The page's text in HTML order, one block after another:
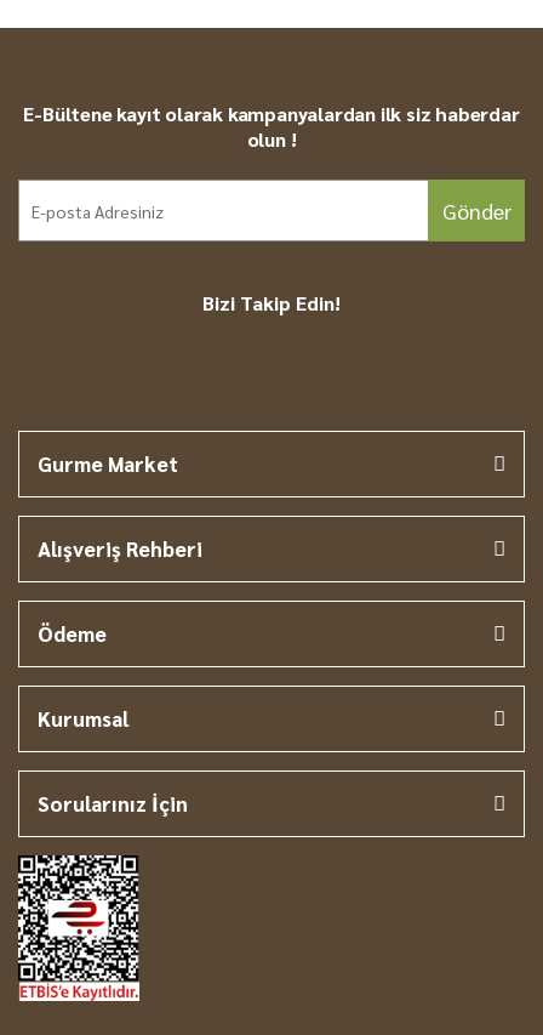
E-Bültene kayıt olarak kampanyalardan ilk siz haberdar
olun !
Gönder
Bizi Takip Edin!
Gurme Market
Alışveriş Rehberi
Ödeme
Kurumsal
Sorularınız İçin